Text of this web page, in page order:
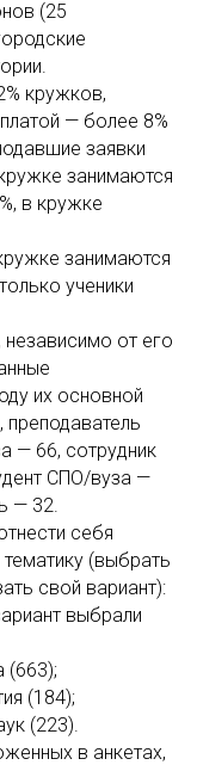
(25
кружков,
— более 8%
заявки
занимаются
в кружке
занимаются
ученики
от его
их основной
преподаватель
— 66, сотрудник
СПО/вуза —
— 32.
себя
(выбрать
свой вариант):
выбрали
(663);
(184);
(223).
в анкетах,